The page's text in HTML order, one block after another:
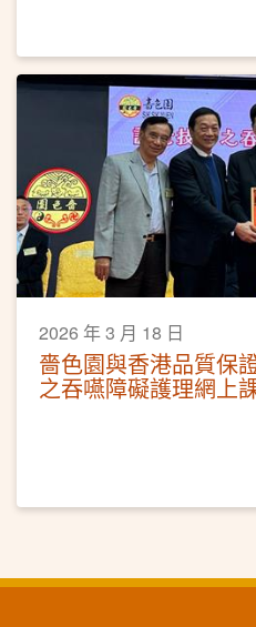
2026 年 3 月 18 日
嗇色園與香港品質保
之吞嚥障礙護理網上